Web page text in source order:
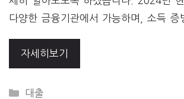
다양한 금융기관에서 가능하며, 소득
자세히보기
CATEGORIES
대출